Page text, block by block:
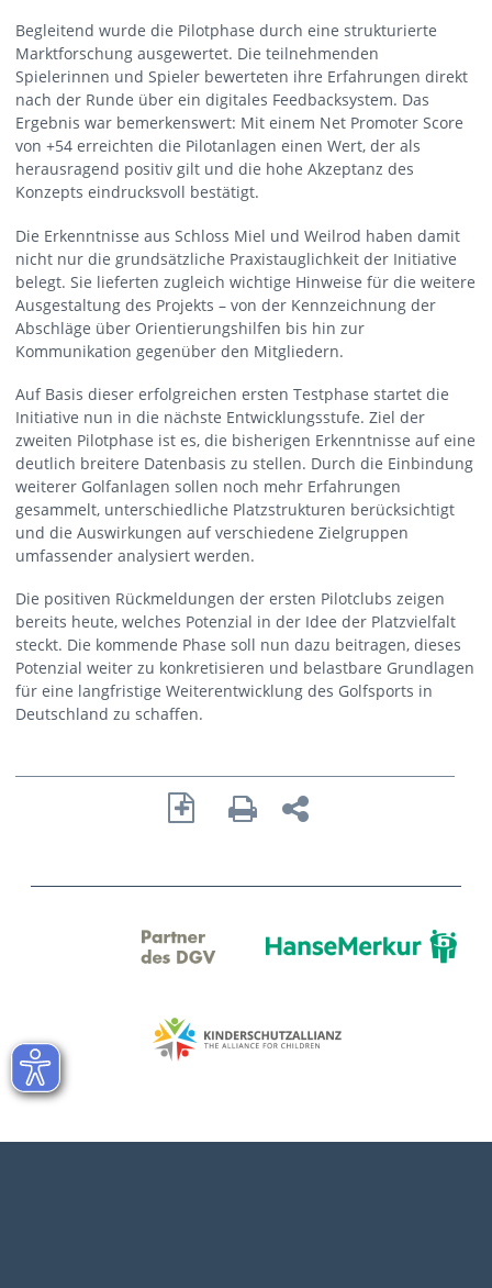
Begleitend wurde die Pilotphase durch eine strukturierte
Marktforschung ausgewertet. Die teilnehmenden
Spielerinnen und Spieler bewerteten ihre Erfahrungen direkt
nach der Runde über ein digitales Feedbacksystem. Das
Ergebnis war bemerkenswert: Mit einem Net Promoter Score
von +54 erreichten die Pilotanlagen einen Wert, der als
herausragend positiv gilt und die hohe Akzeptanz des
Konzepts eindrucksvoll bestätigt.
Die Erkenntnisse aus Schloss Miel und Weilrod haben damit
nicht nur die grundsätzliche Praxistauglichkeit der Initiative
belegt. Sie lieferten zugleich wichtige Hinweise für die weitere
Ausgestaltung des Projekts – von der Kennzeichnung der
Abschläge über Orientierungshilfen bis hin zur
Kommunikation gegenüber den Mitgliedern.
Auf Basis dieser erfolgreichen ersten Testphase startet die
Initiative nun in die nächste Entwicklungsstufe. Ziel der
zweiten Pilotphase ist es, die bisherigen Erkenntnisse auf eine
deutlich breitere Datenbasis zu stellen. Durch die Einbindung
weiterer Golfanlagen sollen noch mehr Erfahrungen
gesammelt, unterschiedliche Platzstrukturen berücksichtigt
und die Auswirkungen auf verschiedene Zielgruppen
umfassender analysiert werden.
Die positiven Rückmeldungen der ersten Pilotclubs zeigen
bereits heute, welches Potenzial in der Idee der Platzvielfalt
steckt. Die kommende Phase soll nun dazu beitragen, dieses
Potenzial weiter zu konkretisieren und belastbare Grundlagen
für eine langfristige Weiterentwicklung des Golfsports in
Deutschland zu schaffen.